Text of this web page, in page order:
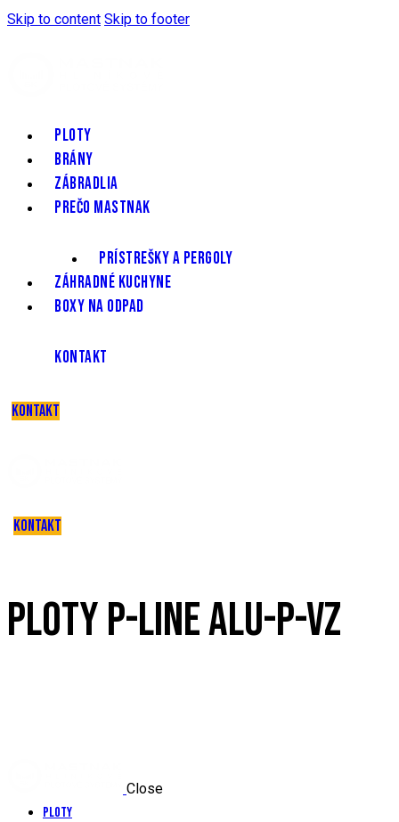
Skip to content Skip to footer
PLOTY
BRÁNY
ZÁBRADLIA
PREČO MASTNAK
PRÍSTREŠKY A PERGOLY
ZÁHRADNÉ KUCHYNE
BOXY NA ODPAD
KONTAKT
KONTAKT
KONTAKT
PLOTY P-LINE ALU-P-VZ
Close
Ploty